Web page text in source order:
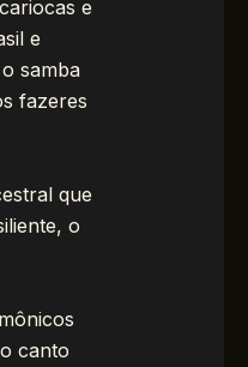
e
e
samba
fazeres
que
o
canto